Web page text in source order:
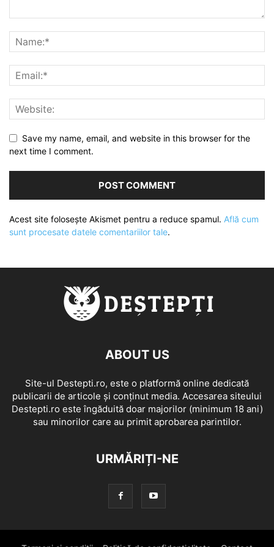
Save my name, email, and website in this browser for the
next time I comment.
Acest site folosește Akismet pentru a reduce spamul. Află cum
sunt procesate datele comentariilor tale.
ABOUT US
Site-ul Destepti.ro, este o platformă online dedicată
publicarii de articole și conținut media. Accesarea siteului
Destepti.ro este îngăduită doar majorilor (minimum 18 ani)
sau minorilor care au primit aprobarea parintilor.
URMĂRIȚI-NE